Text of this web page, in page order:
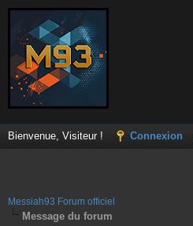
Bienvenue, Visiteur ! Connexion
Messiah93 Forum officiel
Message du forum